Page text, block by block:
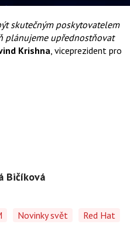
skutečným poskytovatelem
plánujeme upřednostňovat
Krishna, viceprezident pro
Bičíková
Novinky svět
Red Hat